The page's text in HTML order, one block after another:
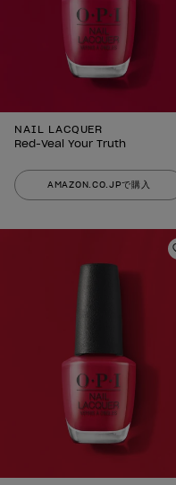
NAIL LACQUER
Red-Veal Your Truth
AMAZON.CO.JPで購入